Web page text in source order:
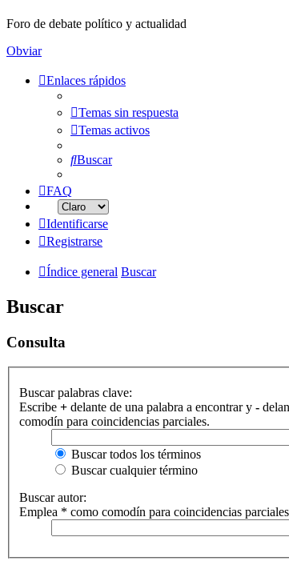
Foro de debate político y actualidad
Obviar
Enlaces rápidos
Temas sin respuesta
Temas activos
Buscar
FAQ
Identificarse
Registrarse
Índice general Buscar
Buscar
Consulta
Buscar palabras clave:
Escribe + delante de una palabra a encontrar y -
comodín para coincidencias parciales.
Buscar todos los términos
Buscar cualquier término
Buscar autor:
Emplea * como comodín para coincidencias